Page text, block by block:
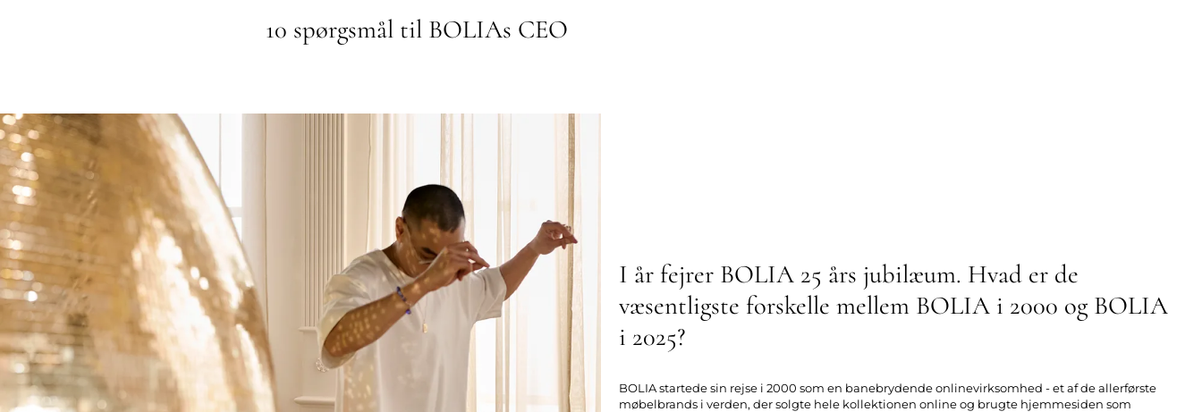
10 spørgsmål til BOLIAs CEO
I år fejrer BOLIA 25 års jubilæum. Hvad er de
væsentligste forskelle mellem BOLIA i 2000 og BOLIA
i 2025?
BOLIA startede sin rejse i 2000 som en banebrydende onlinevirksomhed - et af de allerførste
møbelbrands i verden, der solgte hele kollektionen online og brugte hjemmesiden som